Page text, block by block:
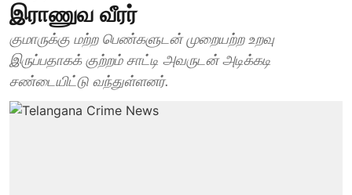
இராணுவ வீரர்
குமாருக்கு மற்ற பெண்களுடன் முறையற்ற உறவு
இருப்பதாகக் குற்றம் சாட்டி அவருடன் அடிக்கடி
சண்டையிட்டு வந்துள்ளனர்.